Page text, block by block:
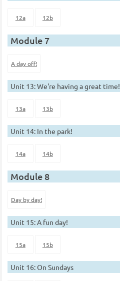
12a 12b
Module 7
A day off!
Unit 13: We're having a great time!
13a 13b
Unit 14: In the park!
14a 14b
Module 8
Day by day!
Unit 15: A fun day!
15a 15b
Unit 16: On Sundays